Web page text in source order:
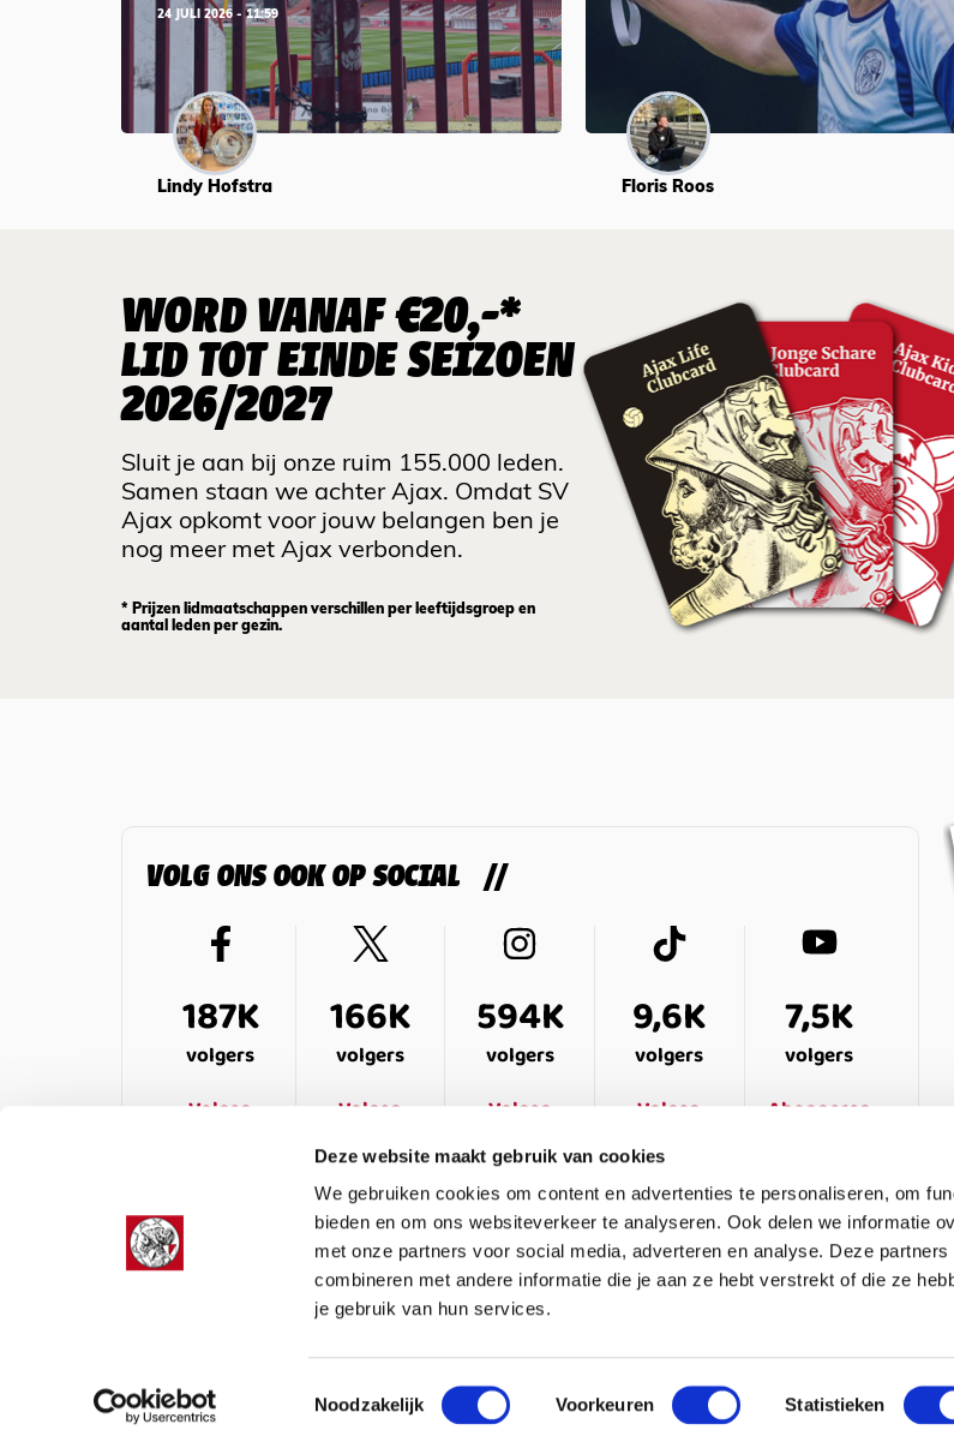
Deze website maakt gebruik van cookies
We gebruiken cookies om content en advertenties te personaliseren, om
bieden en om ons websiteverkeer te analyseren. Ook delen we informatie
met onze partners voor social media, adverteren en analyse. Deze
combineren met andere informatie die je aan ze hebt verstrekt of die ze
je gebruik van hun services.
Toestemmingsselectie
Noodzakelijk Voorkeuren Statistieken
24 JULI 2026 - 11:59
Lindy Hofstra Floris Roos
WORD VANAF €20,-*
LID TOT EINDE SEIZOEN
2026/2027
Sluit je aan bij onze ruim 155.000 leden.
Samen staan we achter Ajax. Omdat SV
Ajax opkomt voor jouw belangen ben je
nog meer met Ajax verbonden.
* Prijzen lidmaatschappen verschillen per leeftijdsgroep en
aantal leden per gezin.
VOLG ONS OOK OP SOCIAL
187K
volgers
Volgen
166K
volgers
Volgen
594K
volgers
Volgen
9,6K
volgers
Volgen
7,5K
volgers
Abonneren
OVER ONS VEELGESTELDE VRAGEN
Colofon Cookies Algemene voorwaarden